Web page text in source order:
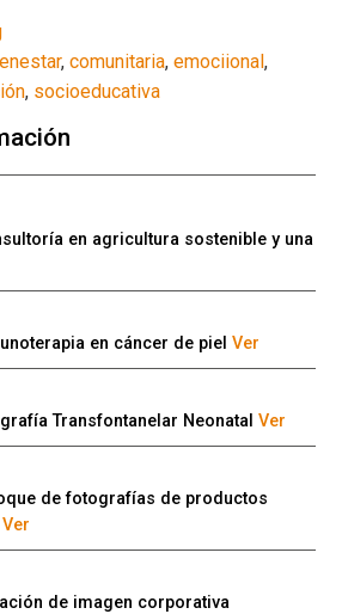
,comunitaria,emociional,
, socioeducativa
en agricultura sostenible y una
en cáncer de pielVer
Transfontanelar NeonatalVer
de fotografías de productos
Ver
de imagen corporativa